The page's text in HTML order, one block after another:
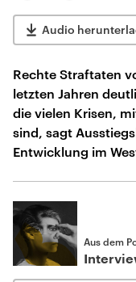
Audio
Rechte Straftaten
letzten Jahren
die vielen Krisen,
sind, sagt
Entwicklung im
Aus dem